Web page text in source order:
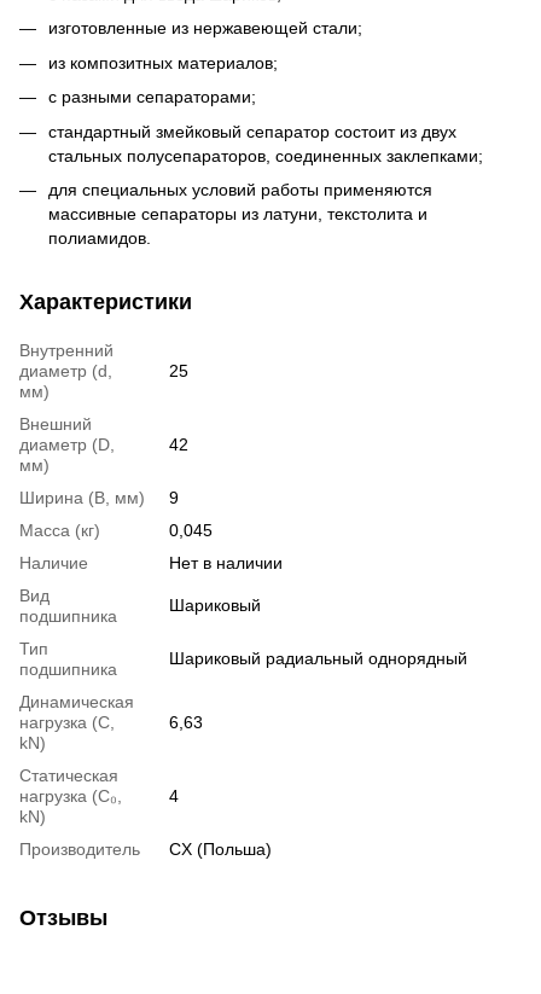
изготовленные из нержавеющей стали;
из композитных материалов;
с разными сепараторами;
стандартный змейковый сепаратор состоит из двух
стальных полусепараторов, соединенных заклепками;
для специальных условий работы применяются
массивные сепараторы из латуни, текстолита и
полиамидов.
Характеристики
Внутренний
диаметр (d,
мм)
25
Внешний
диаметр (D,
мм)
42
Ширина (B, мм)
9
Масса (кг)
0,045
Наличие
Нет в наличии
Вид
подшипника
Шариковый
Тип
подшипника
Шариковый радиальный однорядный
Динамическая
нагрузка (С,
kN)
6,63
Статическая
нагрузка (С₀,
kN)
4
Производитель CX (Польша)
Отзывы